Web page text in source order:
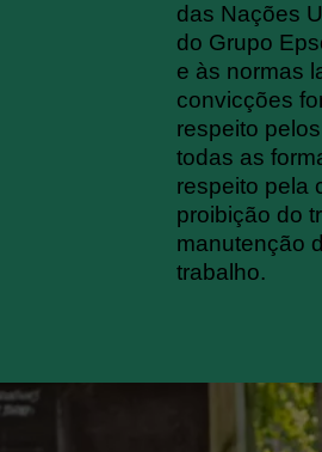
das Nações
do Grupo
e às normas
convicções
respeito
todas as
respeito pela
proibição do
manutenção
trabalho.